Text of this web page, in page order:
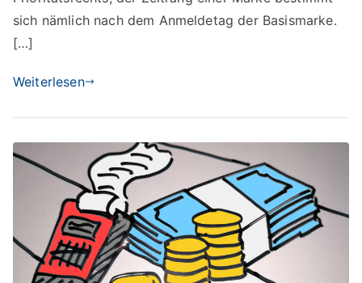
sich nämlich nach dem Anmeldetag der Basismarke.
[…]
Weiterlesen